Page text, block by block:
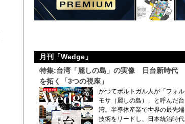
月刊「Wedge」
特集:台湾「麗しの島」の実像 日台新時代
を拓く「3つの視座」
かつてポルトガル人が「フォル
モサ（麗しの島）」と呼んだ台
湾。半導体産業で世界の最先端
技術をリードし、日本統治時代